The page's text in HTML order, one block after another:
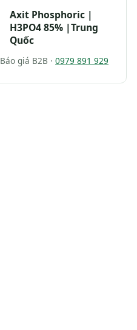
Axit Phosphoric |
H3PO4 85% |Trung
Quốc
Báo giá B2B · 0979 891 929